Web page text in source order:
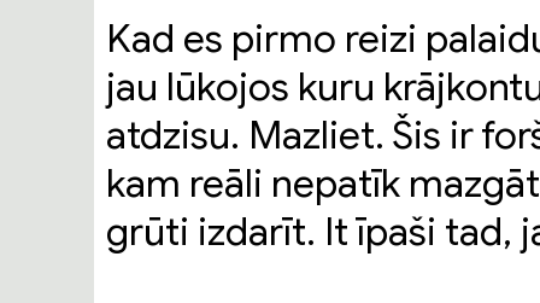
Kad es pirmo reizi
jau lūkojos kuru
atdzisu. Mazliet. Šis ir
kam reāli nepatīk
grūti izdarīt. It īpaši tad,